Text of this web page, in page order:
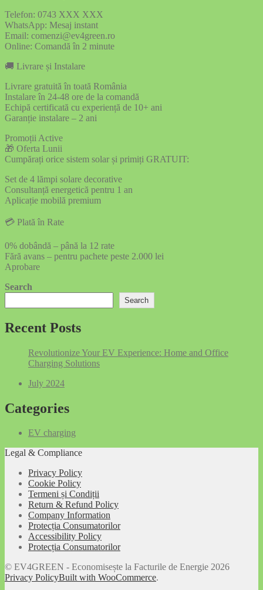
Telefon: 0743 XXX XXX
WhatsApp: Mesaj instant
Email: comenzi@ev4green.ro
Online: Comandă în 2 minute
🚚 Livrare și Instalare
Livrare gratuită în toată România
Instalare în 24-48 ore de la comandă
Echipă certificată cu experiență de 10+ ani
Garanție instalare – 2 ani
Promoții Active
🎁 Oferta Lunii
Cumpărați orice sistem solar și primiți GRATUIT:
Set de 4 lămpi solare decorative
Consultanță energetică pentru 1 an
Aplicație mobilă premium
💳 Plată în Rate
0% dobândă – până la 12 rate
Fără avans – pentru pachete peste 2.000 lei
Aprobare
Search
Search
Recent Posts
Revolutionize Your EV Experience: Home and Office
Charging Solutions
July 2024
Categories
EV charging
Legal & Compliance
Privacy Policy
Cookie Policy
Termeni și Condiții
Return & Refund Policy
Company Information
Protecția Consumatorilor
Accessibility Policy
Protecția Consumatorilor
© EV4GREEN - Economisește la Facturile de Energie 2026
Privacy PolicyBuilt with WooCommerce.